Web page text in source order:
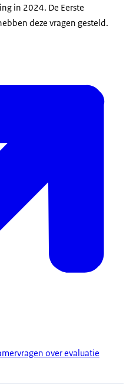
in 2024. De Eerste
deze vragen gesteld.
over evaluatie